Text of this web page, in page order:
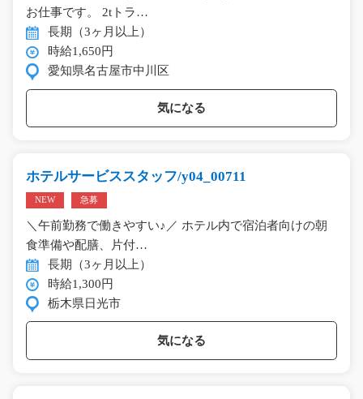
お仕事です。 2tトラ…
長期（3ヶ月以上）
時給1,650円
愛知県名古屋市中川区
気になる
ホテルサービススタッフ/y04_00711
NEW 急募
＼午前勤務で働きやすい♪／ ホテル内で宿泊者向けの朝
食準備や配膳、片付…
長期（3ヶ月以上）
時給1,300円
栃木県日光市
気になる